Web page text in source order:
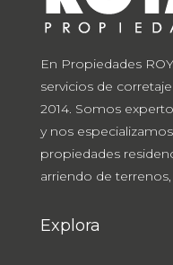
En Propiedades
servicios de
2014. Somos
y nos
propiedades
arriendo de
Explora